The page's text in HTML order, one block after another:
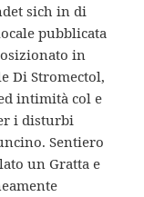
sich in di
pubblicata
in
Di Stromectol,
intimità col e
i disturbi
Sentiero
un Gratta e